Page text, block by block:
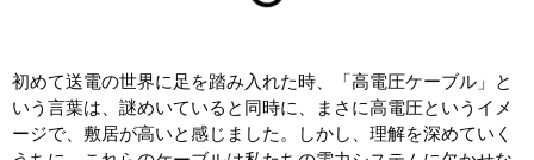
初めて送電の世界に足を踏み入れた時、「高電圧ケーブル」と
いう言葉は、謎めいていると同時に、まさに高電圧というイメ
ージで、敷居が高いと感じました。しかし、理解を深めていく